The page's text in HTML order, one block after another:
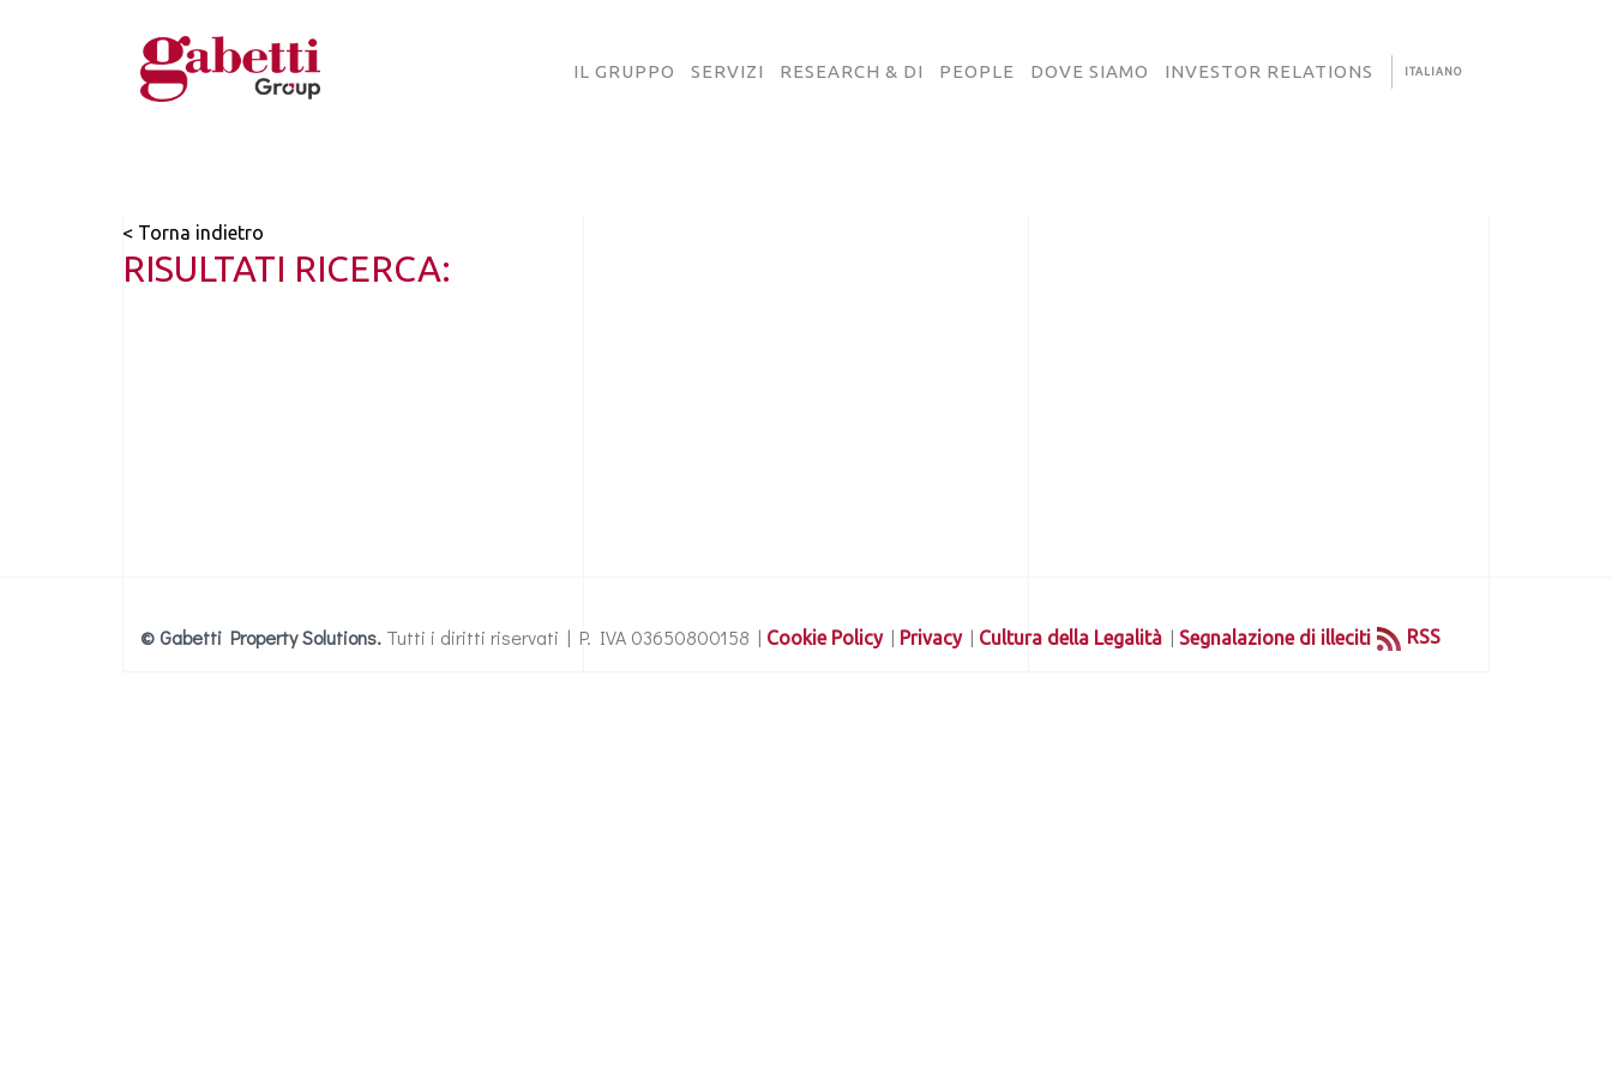
IL GRUPPO SERVIZI RESEARCH & DI PEOPLE DOVE SIAMO INVESTOR RELATIONS ITALIANO
< Torna indietro
RISULTATI RICERCA:
© Gabetti Property Solutions. Tutti i diritti riservati | P. IVA 03650800158 | Cookie Policy| Privacy| Cultura della Legalità | Segnalazione di illeciti RSS